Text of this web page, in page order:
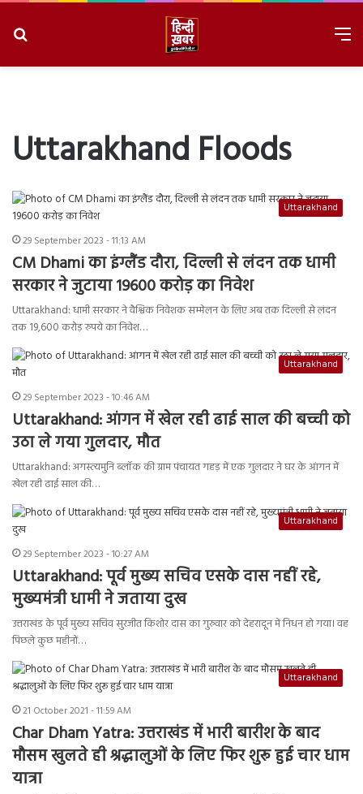
Uttarakhand Floods
Uttarakhand
29 September 2023 - 11:13 AM
CM Dhami का इंग्लैंड दौरा, दिल्ली से लंदन तक धामी
सरकार ने जुटाया 19600 करोड़ का निवेश
Uttarakhand: धामी सरकार ने वैश्विक निवेशक सम्मेलन के लिए अब तक दिल्ली से लंदन
तक 19,600 करोड़ रुपये का निवेश…
Uttarakhand
29 September 2023 - 10:46 AM
Uttarakhand: आंगन में खेल रही ढाई साल की बच्ची को
उठा ले गया गुलदार, मौत
Uttarakhand: अगस्त्यमुनि ब्लॉक की ग्राम पंचायत गहड़ में एक गुलदार ने घर के आंगन में
खेल रही ढाई साल की…
Uttarakhand
29 September 2023 - 10:27 AM
Uttarakhand: पूर्व मुख्य सचिव एसके दास नहीं रहे,
मुख्यमंत्री धामी ने जताया दुख
उत्तराखंड के पूर्व मुख्य सचिव सुरजीत किशोर दास का गुरुवार को देहरादून में निधन हो गया। वह
पिछले कुछ महीनों…
Uttarakhand
21 October 2021 - 11:59 AM
Char Dham Yatra: उत्तराखंड में भारी बारीश के बाद
मौसम खुलते ही श्रद्धालुओं के लिए फिर शुरू हुई चार धाम
यात्रा